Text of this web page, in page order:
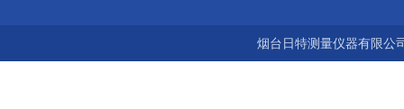
烟台日特测量仪器有限